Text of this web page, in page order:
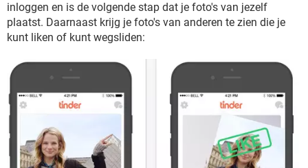
inloggen en is de volgende stap dat je foto's van jezelf
plaatst. Daarnaast krijg je foto's van anderen te zien die je
kunt liken of kunt wegsliden: